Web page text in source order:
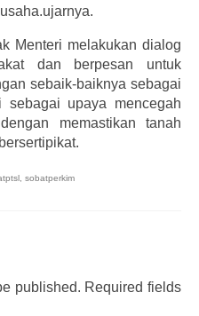
Menteri melakukan dialog
dan berpesan untuk
sebaik-baiknya sebagai
upaya mencegah
memastikan tanah
sobatperkim
published. Required fields